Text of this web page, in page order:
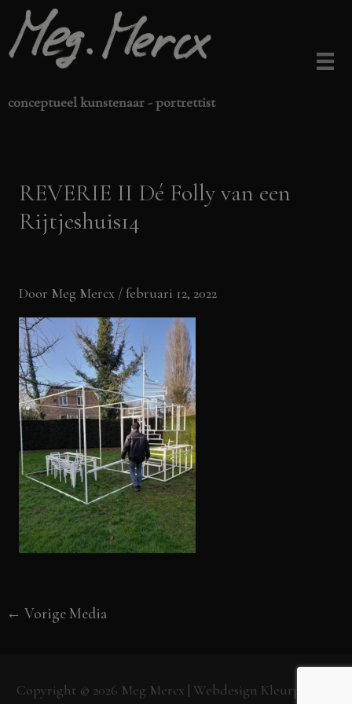
naar
de
conceptueel kunstenaar - portrettist
REVERIE II Dé Folly van een
Rijtjeshuis14
Door Meg Mercx / februari 12, 2022
← Vorige Media
Copyright © 2026 Meg Mercx | Webdesign Kleurpunt.nl